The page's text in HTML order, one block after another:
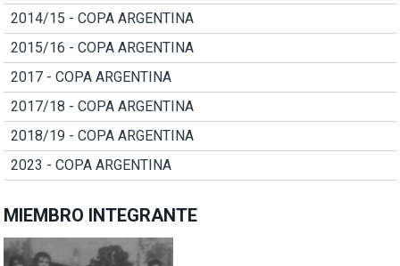
2014/15 - COPA ARGENTINA
2015/16 - COPA ARGENTINA
2017 - COPA ARGENTINA
2017/18 - COPA ARGENTINA
2018/19 - COPA ARGENTINA
2023 - COPA ARGENTINA
MIEMBRO INTEGRANTE